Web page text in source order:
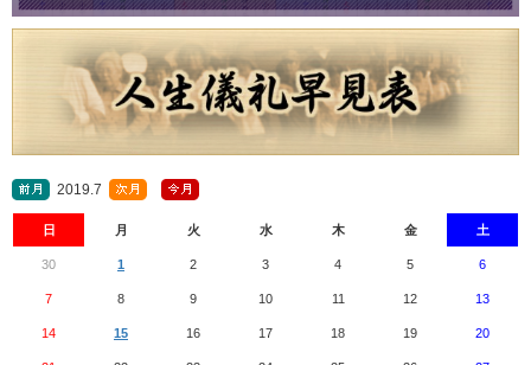
2019.7
日 月 火 水 木 金 土
30 1 2 3 4 5 6
7 8 9 10 11 12 13
14 15 16 17 18 19 20